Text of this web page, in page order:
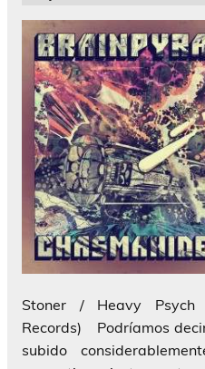
Stoner / Heavy Psych
Records) Podríamos
subido